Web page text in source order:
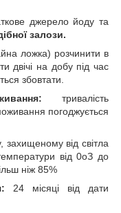
джерело йоду та
залози.
ложка) розчинити в
двічі на добу під час
збовтати.
тривалість
погоджується
захищеному від світла
від 0оЗ до
ніж 85%
24 місяці від дати